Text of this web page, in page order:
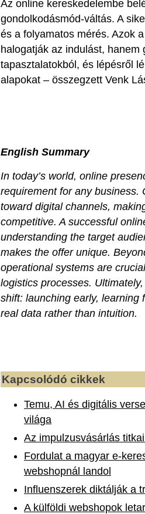
Az online kereskedelembe
gondolkodásmód-váltás. A
és a folyamatos mérés. Azok
halogatják az indulást,
tapasztalatokból, és lépésről
alapokat – összegzett Venk
English Summary
In today’s world, online
requirement for any business.
toward digital channels,
competitive. A successful
understanding the target
makes the offer unique.
operational systems are
logistics processes.
shift: launching early, learning
real data rather than intuition.
Kapcsolódó cikkek
Temu, AI és digitális
világa
Az impulzusvásárlás
Fordulat a magyar e-
webshopnál landol
Influenszerek diktálják a
A külföldi webshopok